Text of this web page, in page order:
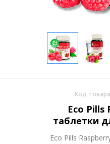
Код
Eco Pills
таблетки
Eco Pills